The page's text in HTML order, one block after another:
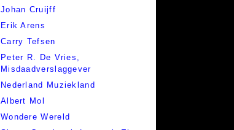
Johan Cruijff
Erik Arens
Carry Tefsen
Peter R. De Vries,
Misdaadverslaggever
Nederland Muziekland
Albert Mol
Wondere Wereld